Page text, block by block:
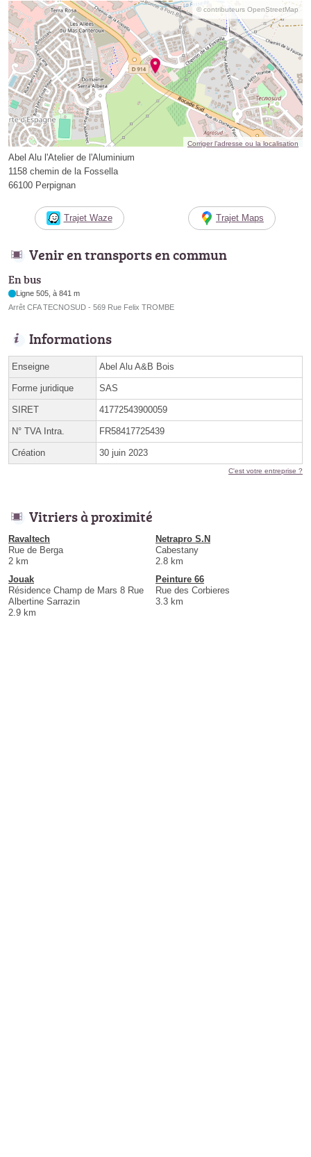
© contributeurs OpenStreetMap
Corriger l’adresse ou la localisation
Abel Alu l'Atelier de l'Aluminium
1158 chemin de la Fossella
66100 Perpignan
Trajet Waze Trajet Maps
Venir en transports en commun
En bus
Ligne 505, à 841 m
Arrêt CFA TECNOSUD - 569 Rue Felix TROMBE
Informations
Enseigne Abel Alu A&B Bois
Forme juridique SAS
SIRET 41772543900059
N° TVA Intra. FR58417725439
Création 30 juin 2023
C'est votre entreprise ?
Vitriers à proximité
Ravaltech
Rue de Berga
2 km
Netrapro S.N
Cabestany
2.8 km
Jouak
Résidence Champ de Mars 8 Rue
Albertine Sarrazin
2.9 km
Peinture 66
Rue des Corbieres
3.3 km